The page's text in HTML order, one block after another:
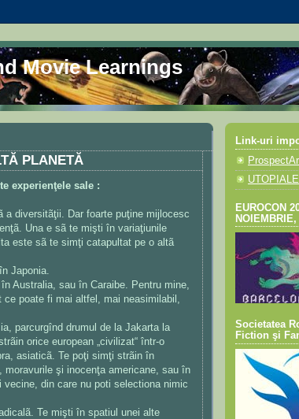
Movie Learnings
PLANETĂ
experienţele sale :
a diversitãţii. Dar foarte puţine mijlocesc
Una e sã te mişti în variaţiunile
este sã te simţi catapultat pe o altã
Japonia.
Australia, sau în Caraibe. Pentru mine,
poate fi mai altfel, mai neasimilabil,
parcurgînd drumul de la Jakarta la
orice european „civilizat“ într-o
asiaticã. Te poţi simţi strãin în
moravurile şi inocenţa americane, sau în
din care nu poti selectiona nimic
Te mişti în spatiul unei alte
Link-uri
EUROCON
Societatea
Fiction şi